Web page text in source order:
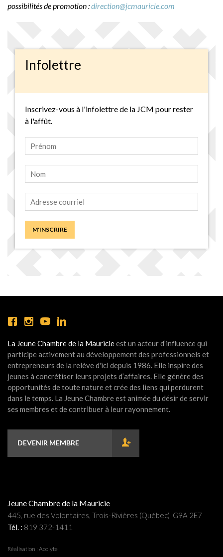
possibilités de promotion :direction@jcmauricie.com
Infolettre
Inscrivez-vous à l'infolettre de la JCM pour rester
à l'affût.
M'INSCRIRE
La Jeune Chambre de la Mauricieest un acteur d’influence qui
participe activement au développement des professionnels et
entrepreneurs de la relève d'ici depuis 1986. Elle inspire des
jeunes à concrétiser leurs projets d’affaires. Elle génère des
opportunités de toute nature et crée des liens qui perdurent
dans le temps. La Jeune Chambre est animée du désir de servir
ses membres et de contribuer à leur rayonnement.
DEVENIR MEMBRE
Jeune Chambre de la Mauricie
445, rue des Volontaires, Trois-Rivières (Québec) G9A 2E7
Tél. : 819 372-1411
Réalisation : Acolyte